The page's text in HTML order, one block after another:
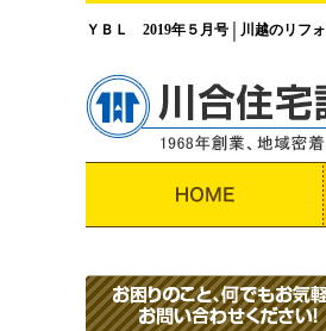
ＹＢＬ 2019年５月号 川越のリフ